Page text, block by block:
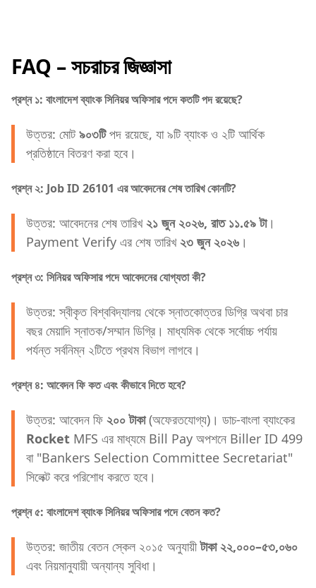
FAQ – সচরাচর জিজ্ঞাসা
প্রশ্ন ১: বাংলাদেশ ব্যাংক সিনিয়র অফিসার পদে কতটি পদ রয়েছে?
উত্তর: মোট৯০৩টিপদ রয়েছে, যা ৯টি ব্যাংক ও ২টি আর্থিক
প্রতিষ্ঠানে বিতরণ করা হবে।
প্রশ্ন ২: Job ID 26101 এর আবেদনের শেষ তারিখ কোনটি?
উত্তর: আবেদনের শেষ তারিখ ২১ জুন ২০২৬, রাত ১১.৫৯ টা।
Payment Verify এর শেষ তারিখ ২৩ জুন ২০২৬ ।
প্রশ্ন ৩: সিনিয়র অফিসার পদে আবেদনের যোগ্যতা কী?
উত্তর: স্বীকৃত বিশ্ববিদ্যালয় থেকে স্নাতকোত্তর ডিগ্রি অথবা চার
বছর মেয়াদি স্নাতক/সম্মান ডিগ্রি। মাধ্যমিক থেকে সর্বোচ্চ পর্যায়
পর্যন্ত সর্বনিম্ন ২টিতে প্রথম বিভাগ লাগবে।
প্রশ্ন ৪: আবেদন ফি কত এবং কীভাবে দিতে হবে?
উত্তর: আবেদন ফি ২০০ টাকা(অফেরতযোগ্য)। ডাচ-বাংলা ব্যাংকের
Rocket MFS এর মাধ্যমে Bill Pay অপশনে Biller ID 499
বা "Bankers Selection Committee Secretariat"
সিলেক্ট করে পরিশোধ করতে হবে।
প্রশ্ন ৫: বাংলাদেশ ব্যাংক সিনিয়র অফিসার পদে বেতন কত?
উত্তর: জাতীয় বেতন স্কেল ২০১৫ অনুযায়ীটাকা ২২,০০০–৫৩,০৬০
এবং নিয়মানুযায়ী অন্যান্য সুবিধা।